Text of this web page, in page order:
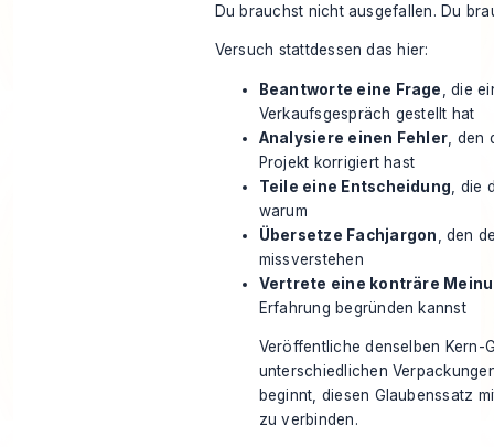
Du brauchst nicht ausgefallen. Du
Versuch stattdessen das hier:
Beantworte eine Frage
, die
Verkaufsgespräch gestellt hat
Analysiere einen Fehler ,
Projekt korrigiert hast
Teile eine Entscheidung , die
warum
Übersetze Fachjargon , den
missverstehen
Vertrete eine konträre
Erfahrung begründen kannst
Veröffentliche denselben Kern-
unterschiedlichen
beginnt, diesen Glaubenssatz
zu verbinden.